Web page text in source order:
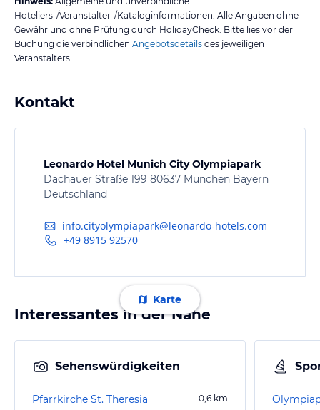
Hoteliers-/Veranstalter-/Kataloginformationen. Alle Angaben ohne
Gewähr und ohne Prüfung durch HolidayCheck. Bitte lies vor der
Buchung die verbindlichen Angebotsdetails des jeweiligen
Veranstalters.
Kontakt
Leonardo Hotel Munich City Olympiapark
Dachauer Straße 199 80637 München Bayern
Deutschland
info.cityolympiapark@leonardo-hotels.com
+49 8915 92570
Karte
Interessantes in der Nähe
Sehenswürdigkeiten
Pfarrkirche St. Theresia 0,6 km